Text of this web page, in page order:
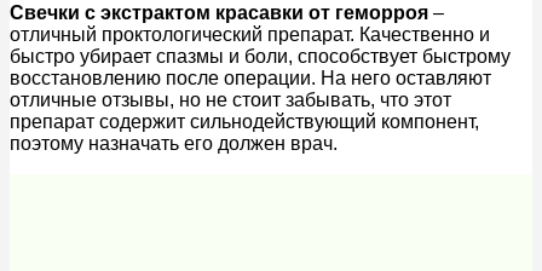
Свечки с экстрактом красавки от геморроя –
отличный проктологический препарат. Качественно и
быстро убирает спазмы и боли, способствует быстрому
восстановлению после операции. На него оставляют
отличные отзывы, но не стоит забывать, что этот
препарат содержит сильнодействующий компонент,
поэтому назначать его должен врач.